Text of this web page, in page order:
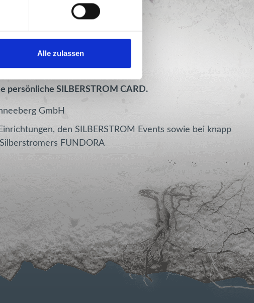
Alle zulassen
und sparen!
persönliche SILBERSTROM CARD.
GmbH
den SILBERSTROM Events sowie bei knapp
FUNDORA